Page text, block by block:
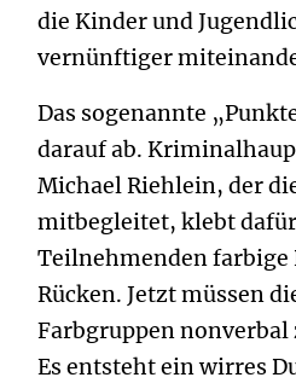
die Kinder und
vernünftiger
Das sogenannte
darauf ab.
Michael Riehlein, der
mitbegleitet, klebt
Teilnehmenden farbige
Rücken. Jetzt müssen
Farbgruppen
Es entsteht ein wirres